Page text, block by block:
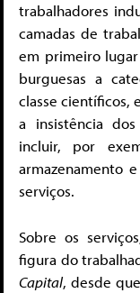
trabalhadores
camadas de
em primeiro lugar
burguesas a
classe científicos,
a insistência
incluir, por
armazenamento
serviços.
Sobre os
figura do
Capital, desde